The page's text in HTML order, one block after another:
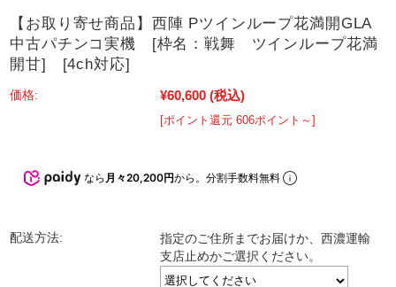
【お取り寄せ商品】西陣 Pツインループ花満開GLA
中古パチンコ実機 [枠名：戦舞 ツインループ花満
開甘] [4ch対応]
価格: ¥60,600 (税込)
[ポイント還元 606ポイント～]
なら 月々20,200円から。分割手数料無料
配送方法:
指定のご住所までお届けか、西濃運輸
支店止めかご選択ください。